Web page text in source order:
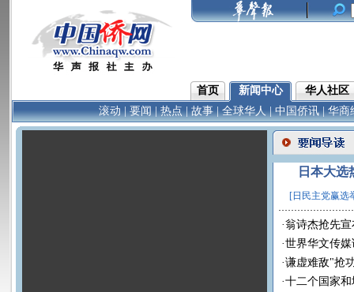
首页 新闻中心
华人社区
滚动|要闻|热点|故事|全球华人|中国侨讯|华商
日本大
[日民主党赢选
·翁诗杰抢先
·世界华文传
·谦虚难敌"抢
·十二个国家